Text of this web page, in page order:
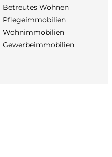
Betreutes Wohnen
Pflegeimmobilien
Wohnimmobilien
Gewerbeimmobilien